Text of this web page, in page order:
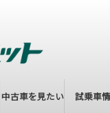
中古車を見たい 試乗車